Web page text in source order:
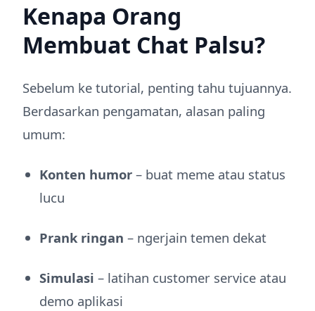
Kenapa Orang
Membuat Chat Palsu?
Sebelum ke tutorial, penting tahu tujuannya.
Berdasarkan pengamatan, alasan paling
umum:
Konten humor – buat meme atau status
lucu
Prank ringan – ngerjain temen dekat
Simulasi – latihan customer service atau
demo aplikasi